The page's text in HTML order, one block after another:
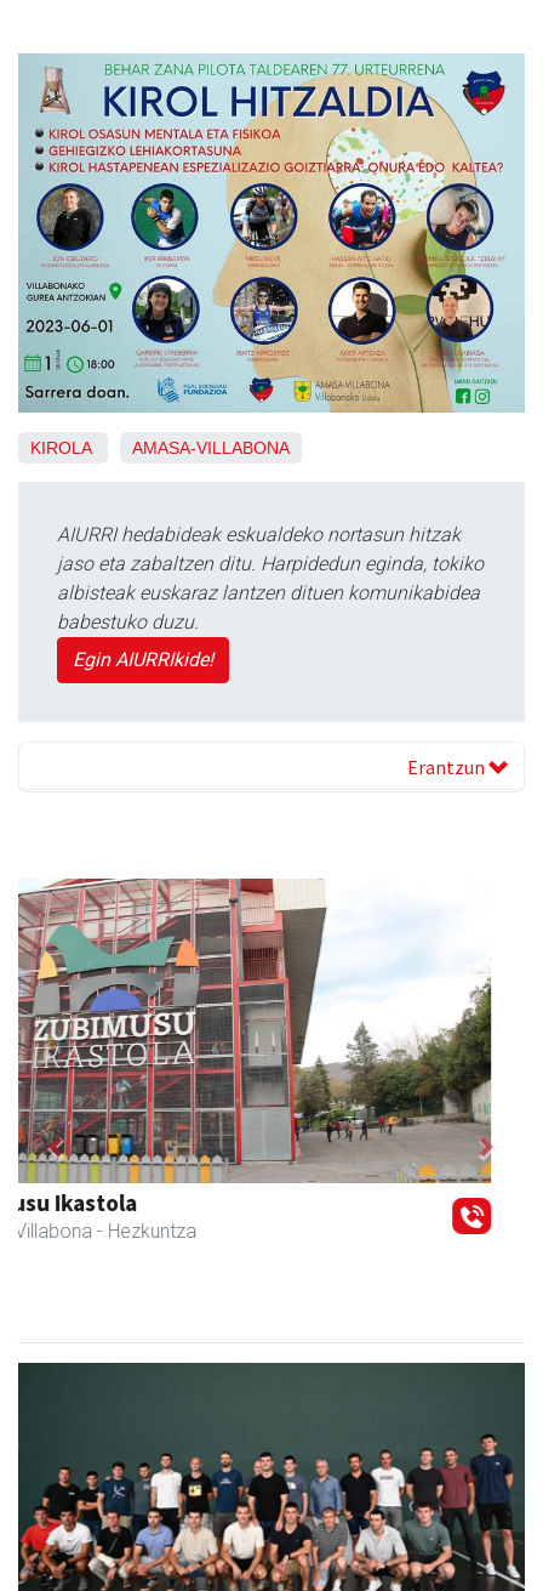
KIROLA AMASA-VILLABONA
AIURRI hedabideak eskualdeko nortasun hitzak
jaso eta zabaltzen ditu. Harpidedun eginda, tokiko
albisteak euskaraz lantzen dituen komunikabidea
babestuko duzu.
Egin AIURRIkide!
Erantzun
Amasa-Villabonako Udala
Amasa-Villabona - Udaletxeak
Previous Next